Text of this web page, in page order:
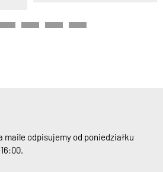
maile odpisujemy od poniedziałku